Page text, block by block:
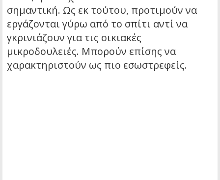
σημαντική. Ως εκ τούτου, προτιμούν να
εργάζονται γύρω από το σπίτι αντί να
γκρινιάζουν για τις οικιακές
μικροδουλειές. Μπορούν επίσης να
χαρακτηριστούν ως πιο εσωστρεφείς.